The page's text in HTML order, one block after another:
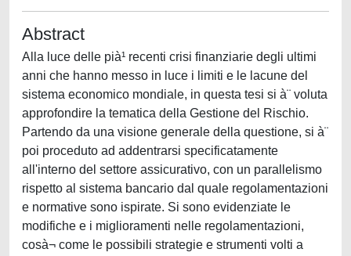
Abstract
Alla luce delle pià¹ recenti crisi finanziarie degli ultimi
anni che hanno messo in luce i limiti e le lacune del
sistema economico mondiale, in questa tesi si à¨ voluta
approfondire la tematica della Gestione del Rischio.
Partendo da una visione generale della questione, si à¨
poi proceduto ad addentrarsi specificatamente
all'interno del settore assicurativo, con un parallelismo
rispetto al sistema bancario dal quale regolamentazioni
e normative sono ispirate. Si sono evidenziate le
modifiche e i miglioramenti nelle regolamentazioni,
cosà¬ come le possibili strategie e strumenti volti a